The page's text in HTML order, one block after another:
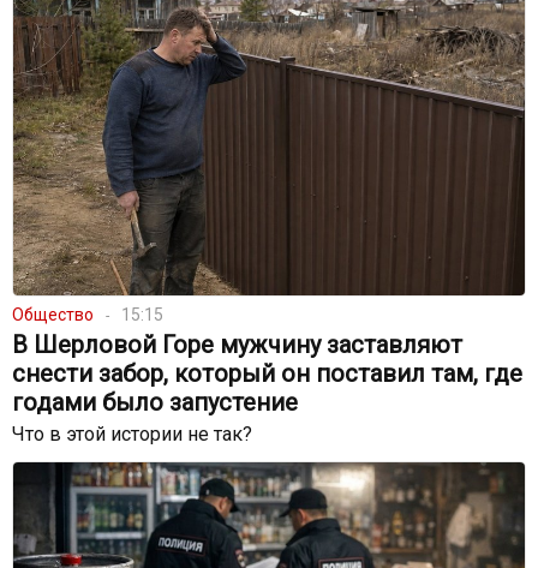
Общество 15:15
В Шерловой Горе мужчину заставляют
снести забор, который он поставил там, где
годами было запустение
Что в этой истории не так?